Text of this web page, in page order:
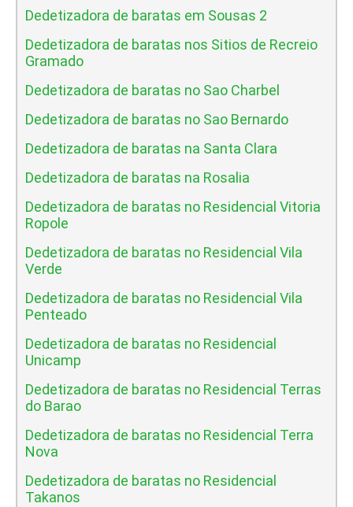
Dedetizadora de baratas em Sousas 2
Dedetizadora de baratas nos Sitios de Recreio
Gramado
Dedetizadora de baratas no Sao Charbel
Dedetizadora de baratas no Sao Bernardo
Dedetizadora de baratas na Santa Clara
Dedetizadora de baratas na Rosalia
Dedetizadora de baratas no Residencial Vitoria
Ropole
Dedetizadora de baratas no Residencial Vila
Verde
Dedetizadora de baratas no Residencial Vila
Penteado
Dedetizadora de baratas no Residencial
Unicamp
Dedetizadora de baratas no Residencial Terras
do Barao
Dedetizadora de baratas no Residencial Terra
Nova
Dedetizadora de baratas no Residencial
Takanos